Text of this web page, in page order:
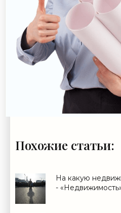
Похожие статьи:
На какую
-